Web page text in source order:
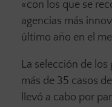
«con los que se
agencias más
último año en el
La selección de
más de 35 casos
llevó a cabo por